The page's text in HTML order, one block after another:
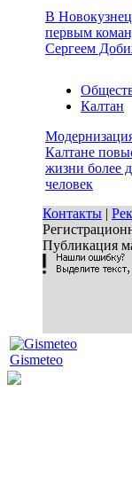
В
первым
Сергеем
Калтан
Калтане
жизни более
человек
Контакты |
Публикация
Gismeteo